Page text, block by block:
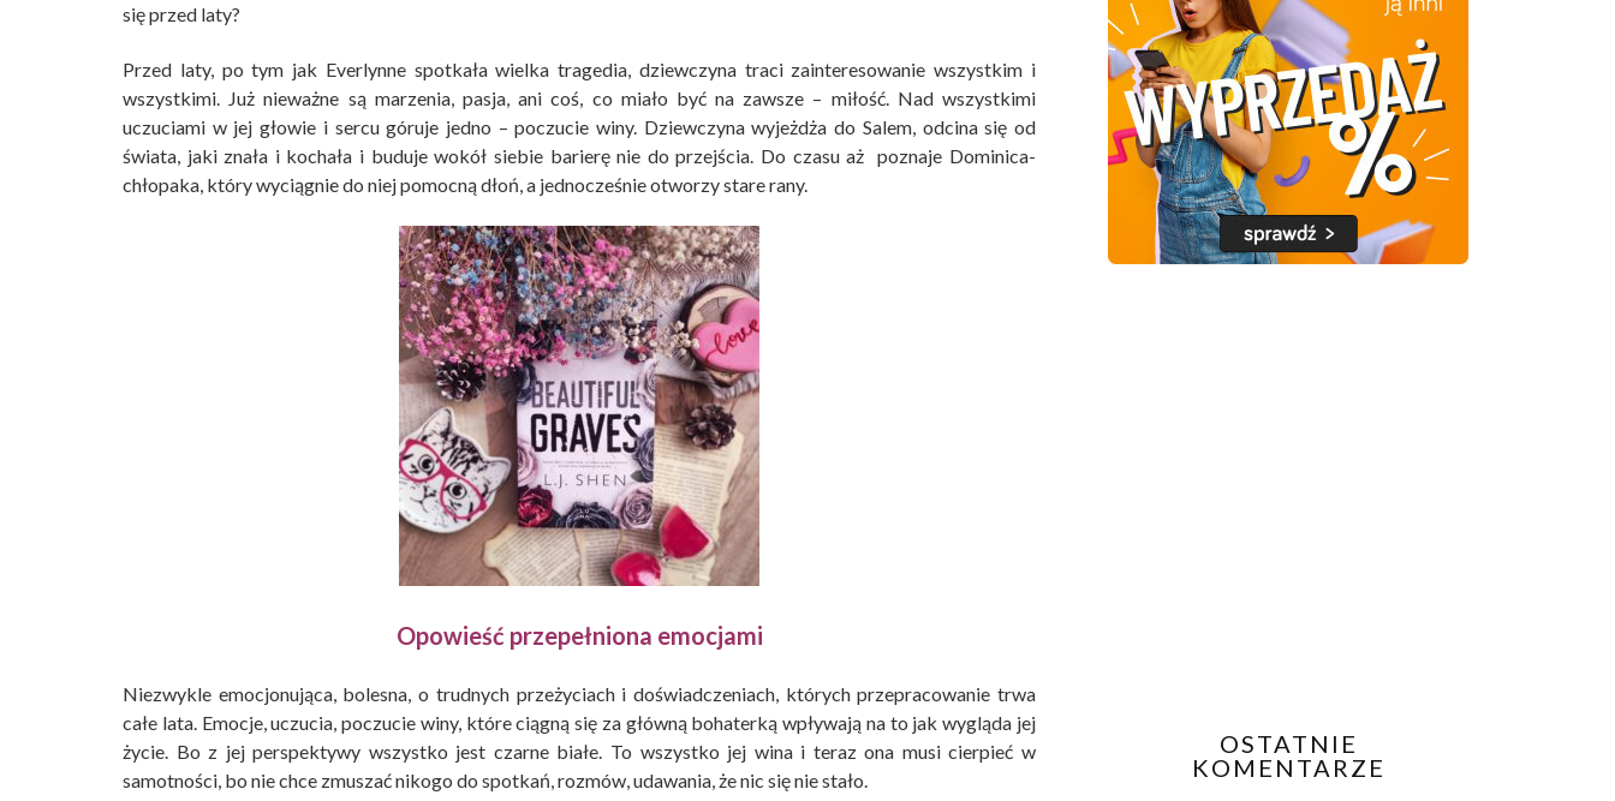
się przed laty?
Przed laty, po tym jak Everlynne spotkała wielka tragedia, dziewczyna traci zainteresowanie wszystkim i
wszystkimi. Już nieważne są marzenia, pasja, ani coś, co miało być na zawsze – miłość. Nad wszystkimi
uczuciami w jej głowie i sercu góruje jedno – poczucie winy. Dziewczyna wyjeżdża do Salem, odcina się od
świata, jaki znała i kochała i buduje wokół siebie barierę nie do przejścia. Do czasu aż poznaje Dominica-
chłopaka, który wyciągnie do niej pomocną dłoń, a jednocześnie otworzy stare rany.
Opowieść przepełniona emocjami
Niezwykle emocjonująca, bolesna, o trudnych przeżyciach i doświadczeniach, których przepracowanie trwa
całe lata. Emocje, uczucia, poczucie winy, które ciągną się za główną bohaterką wpływają na to jak wygląda jej
życie. Bo z jej perspektywy wszystko jest czarne białe. To wszystko jej wina i teraz ona musi cierpieć w
samotności, bo nie chce zmuszać nikogo do spotkań, rozmów, udawania, że nic się nie stało.
OSTATNIE
KOMENTARZE